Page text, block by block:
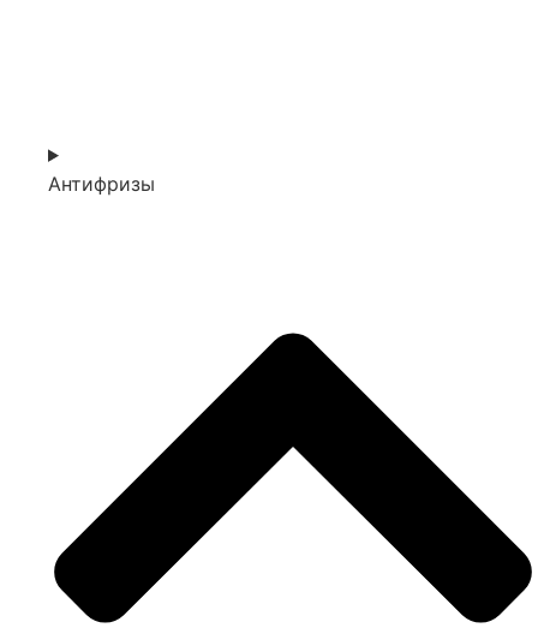
Антифризы